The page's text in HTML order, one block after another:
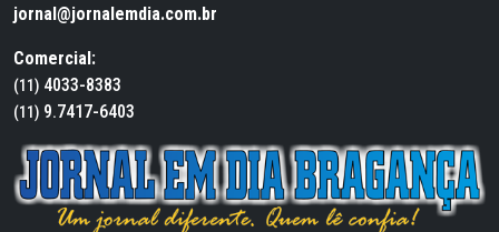
jornal@jornalemdia.com.br
Comercial:
(11) 4033-8383
(11) 9.7417-6403